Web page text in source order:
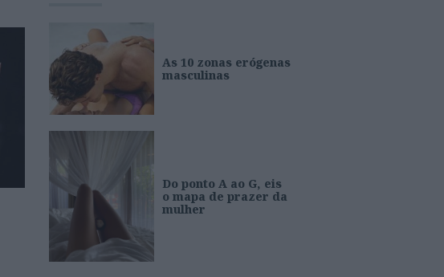
As 10 zonas erógenas
masculinas
Do ponto A ao G, eis
o mapa de prazer da
mulher